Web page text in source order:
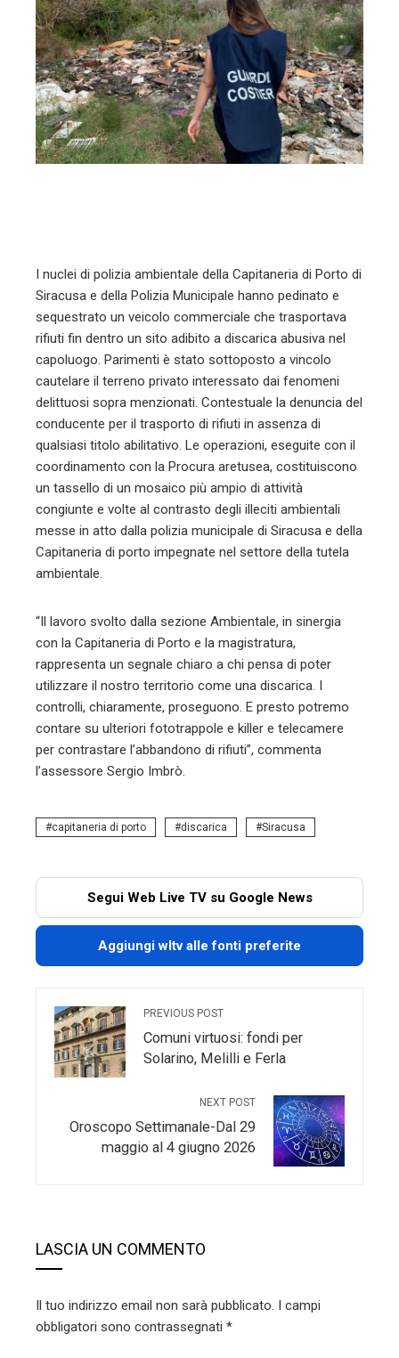
I nuclei di polizia ambientale della Capitaneria di Porto di
Siracusa e della Polizia Municipale hanno pedinato e
sequestrato un veicolo commerciale che trasportava
rifiuti fin dentro un sito adibito a discarica abusiva nel
capoluogo. Parimenti è stato sottoposto a vincolo
cautelare il terreno privato interessato dai fenomeni
delittuosi sopra menzionati. Contestuale la denuncia del
conducente per il trasporto di rifiuti in assenza di
qualsiasi titolo abilitativo. Le operazioni, eseguite con il
coordinamento con la Procura aretusea, costituiscono
un tassello di un mosaico più ampio di attività
congiunte e volte al contrasto degli illeciti ambientali
messe in atto dalla polizia municipale di Siracusa e della
Capitaneria di porto impegnate nel settore della tutela
ambientale.
“Il lavoro svolto dalla sezione Ambientale, in sinergia
con la Capitaneria di Porto e la magistratura,
rappresenta un segnale chiaro a chi pensa di poter
utilizzare il nostro territorio come una discarica. I
controlli, chiaramente, proseguono. E presto potremo
contare su ulteriori fototrappole e killer e telecamere
per contrastare l’abbandono di rifiuti”, commenta
l’assessore Sergio Imbrò.
capitaneria di porto discarica Siracusa
Segui Web Live TV su Google News
Aggiungi wltv alle fonti preferite
PREVIOUS POST
Comuni virtuosi: fondi per
Solarino, Melilli e Ferla
NEXT POST
Oroscopo Settimanale-Dal 29
maggio al 4 giugno 2026
LASCIA UN COMMENTO
Il tuo indirizzo email non sarà pubblicato. I campi
obbligatori sono contrassegnati *